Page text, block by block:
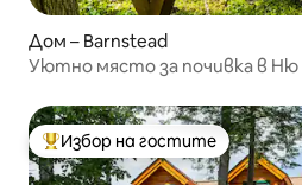
Дом – Barnstead
Уютно място за почивка в
Най-популярен избор на
Избор на гостите